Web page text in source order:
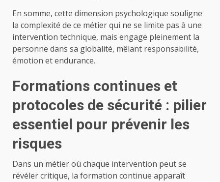
En somme, cette dimension psychologique souligne
la complexité de ce métier qui ne se limite pas à une
intervention technique, mais engage pleinement la
personne dans sa globalité, mêlant responsabilité,
émotion et endurance.
Formations continues et
protocoles de sécurité : pilier
essentiel pour prévenir les
risques
Dans un métier où chaque intervention peut se
révéler critique, la formation continue apparaît